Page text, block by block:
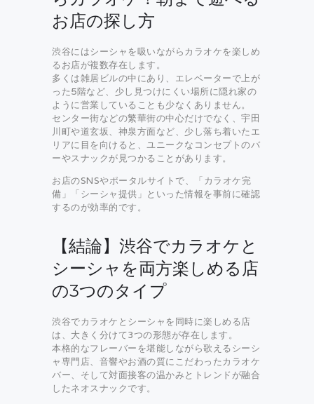
お店の探し方
渋谷にはシーシャを吸いながらカラオケを楽しめ
るお店が複数存在します。
多くは雑居ビルの中にあり、エレベーターで上が
った5階など、少し見つけにくい場所に隠れ家の
ように営業していることも少なくありません。
センター街などの繁華街の中心だけでなく、宇田
川町や道玄坂、神泉方面など、少し落ち着いたエ
リアに目を向けると、ユニークなコンセプトのバ
ーやスナックが見つかることがあります。
お店のSNSやポータルサイトで、「カラオケ完
備」「シーシャ提供」といった情報を事前に確認
するのが効率的です。
【結論】渋谷でカラオケと
シーシャを両方楽しめる店
の3つのタイプ
渋谷でカラオケとシーシャを同時に楽しめる店
は、大きく分けて3つの形態が存在します。
本格的なフレーバーを堪能しながら歌えるシーシ
ャ専門店、音響やお酒の質にこだわったカラオケ
バー、そして対面接客の温かみとトレンドが融合
したネオスナックです。